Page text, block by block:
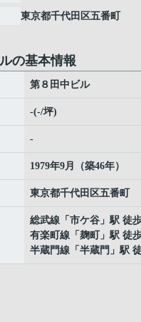
東京都千代田区五番町
の基本情報
第８田中ビル
-(-/坪)
-
1979年9月（築46年）
東京都千代田区五番町
総武線 「 市ケ谷 」駅 徒
有楽町線 「 麹町
」駅 徒
半蔵門線 「 半蔵門 」駅